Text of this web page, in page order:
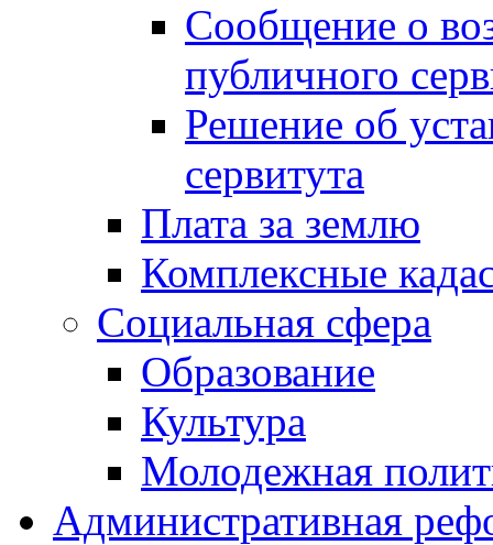
Сообщение о
публичного
Решение об
сервитута
Плата за землю
Комплексные
Социальная сфера
Образование
Культура
Молодежная
Административная